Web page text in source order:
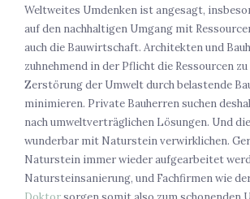
Weltweites Umdenken ist angesagt,
auf den nachhaltigen Umgang mit
auch die Bauwirtschaft. Architekten und
zuhnehmend in der Pflicht die Ressourcen
Zerstörung der Umwelt durch belastende
minimieren. Private Bauherren suchen
nach umweltverträglichen Lösungen. Und
wunderbar mit Naturstein verwirklichen.
Naturstein immer wieder aufgearbeitet
Natursteinsanierung, und Fachfirmen wie